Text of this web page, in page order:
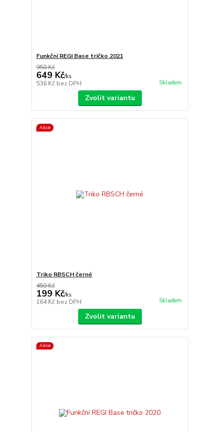
Funkční REGI Base tričko 2021
950 Kč
649 Kč/ks
536 Kč bez DPH Skladem
Zvolit variantu
Akce
Triko RBSCH černé
450 Kč
199 Kč/ks
164 Kč bez DPH Skladem
Zvolit variantu
Akce